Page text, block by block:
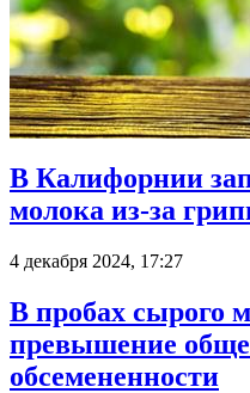
В Калифорнии
молока из-за
4 декабря 2024, 17:27
В пробах сырого
превышение
обсемененности